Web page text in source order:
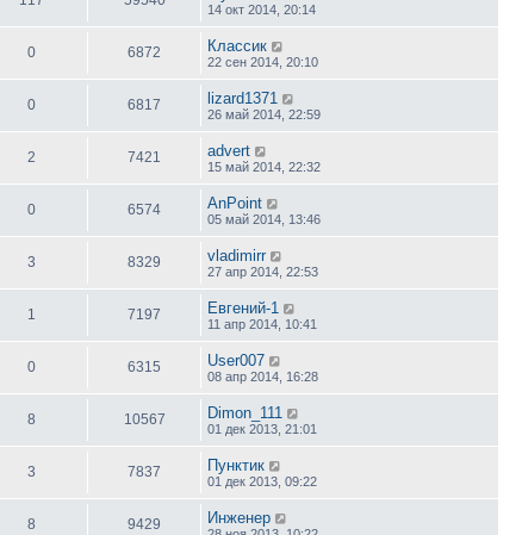
14 окт 2014, 20:14
0 6872 Классик
22 сен 2014, 20:10
0 6817 lizard1371
26 май 2014, 22:59
2 7421 advert
15 май 2014, 22:32
0 6574 AnPoint
05 май 2014, 13:46
3 8329 vladimirr
27 апр 2014, 22:53
1 7197 Евгений-1
11 апр 2014, 10:41
0 6315 User007
08 апр 2014, 16:28
8 10567 Dimon_111
01 дек 2013, 21:01
3 7837 Пунктик
01 дек 2013, 09:22
8 9429 Инженер